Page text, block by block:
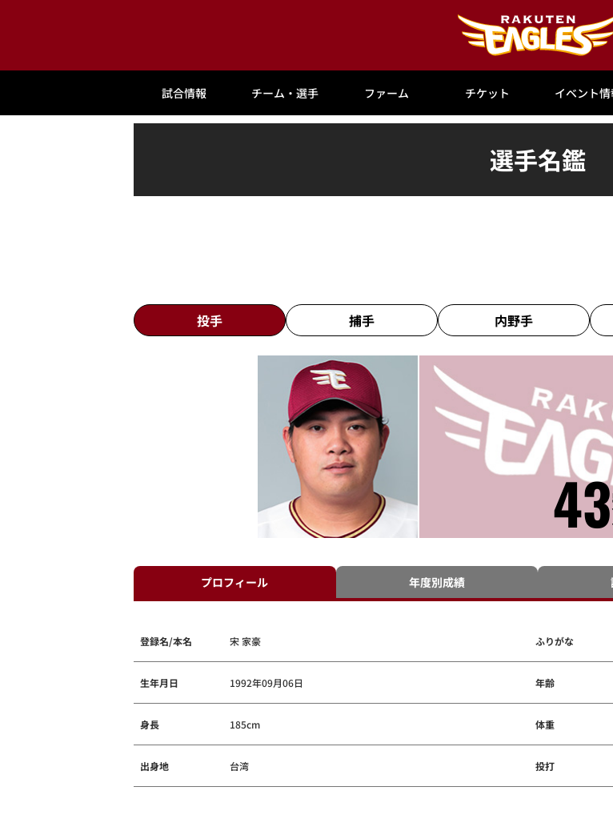
試合情報 チーム・選手 ファーム チケット イベント情
選手名鑑
投手 捕手 内野手
43
プロフィール 年度別成績
登録名/本名 宋 家豪 ふりがな
生年月日 1992年09月06日 年齢
身長 185cm 体重
出身地 台湾 投打